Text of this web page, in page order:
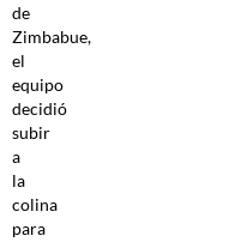
de
Zimbabue,
el
equipo
decidió
subir
a
la
colina
para